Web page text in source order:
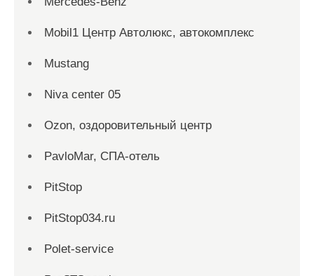
Mobil1 Центр Автолюкс, автокомплекс
Mustang
Niva center 05
Ozon, оздоровительный центр
PavloMar, СПА-отель
PitStop
PitStop034.ru
Polet-service